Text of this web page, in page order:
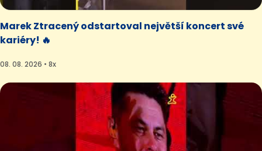
Marek Ztracený odstartoval největší koncert své
kariéry! 🔥
08. 08. 2026 • 8x